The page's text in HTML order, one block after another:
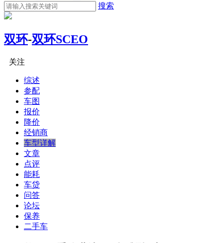
搜索
双环-双环SCEO
关注
综述
参配
车图
报价
降价
经销商
车型详解
文章
点评
能耗
车贷
问答
论坛
保养
二手车